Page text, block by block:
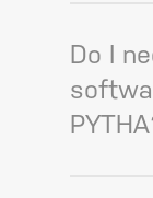
Do I